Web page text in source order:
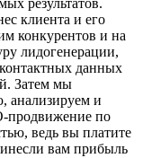
результатов.
клиента и его
конкурентов и на
лидогенерации,
данных
Затем мы
анализируем и
продвижение по
ведь вы платите
вам прибыль